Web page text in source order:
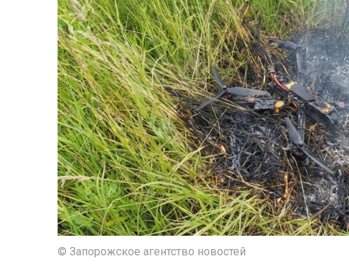
© Запорожское агентство новостей